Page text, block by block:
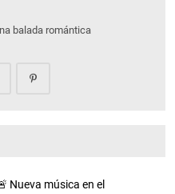
balada romántica
Nueva música en el